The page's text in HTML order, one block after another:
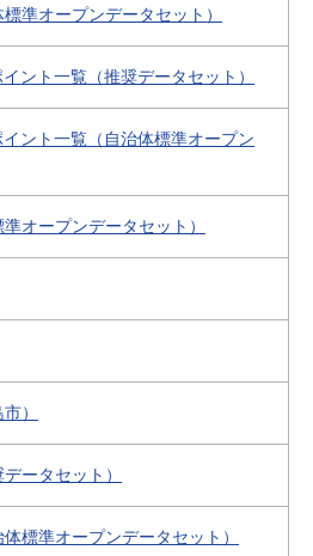
準オープンデータセット）
ント一覧（推奨データセット）
ント一覧（自治体標準オープン
オープンデータセット）
）
ータセット）
標準オープンデータセット）